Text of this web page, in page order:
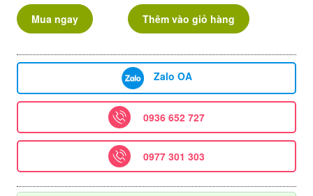
Mua ngay Thêm vào giỏ hàng
Zalo OA
0936 652 727
0977 301 303